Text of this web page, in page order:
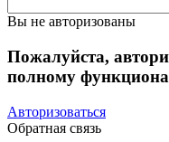
Вы не авторизованы
Пожалуйста,
полному
Авторизоваться
Обратная связь